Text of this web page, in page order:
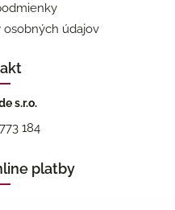
osobných údajov
s.r.o.
184
platby